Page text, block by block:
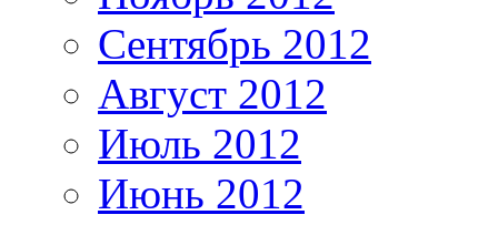
Сентябрь 2012
Август 2012
Июль 2012
Июнь 2012